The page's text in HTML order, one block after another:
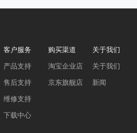
客户服务
产品支持
售后支持
维修支持
下载中心
购买渠道
淘宝企业店
京东旗舰店
关于我们
关于我们
新闻